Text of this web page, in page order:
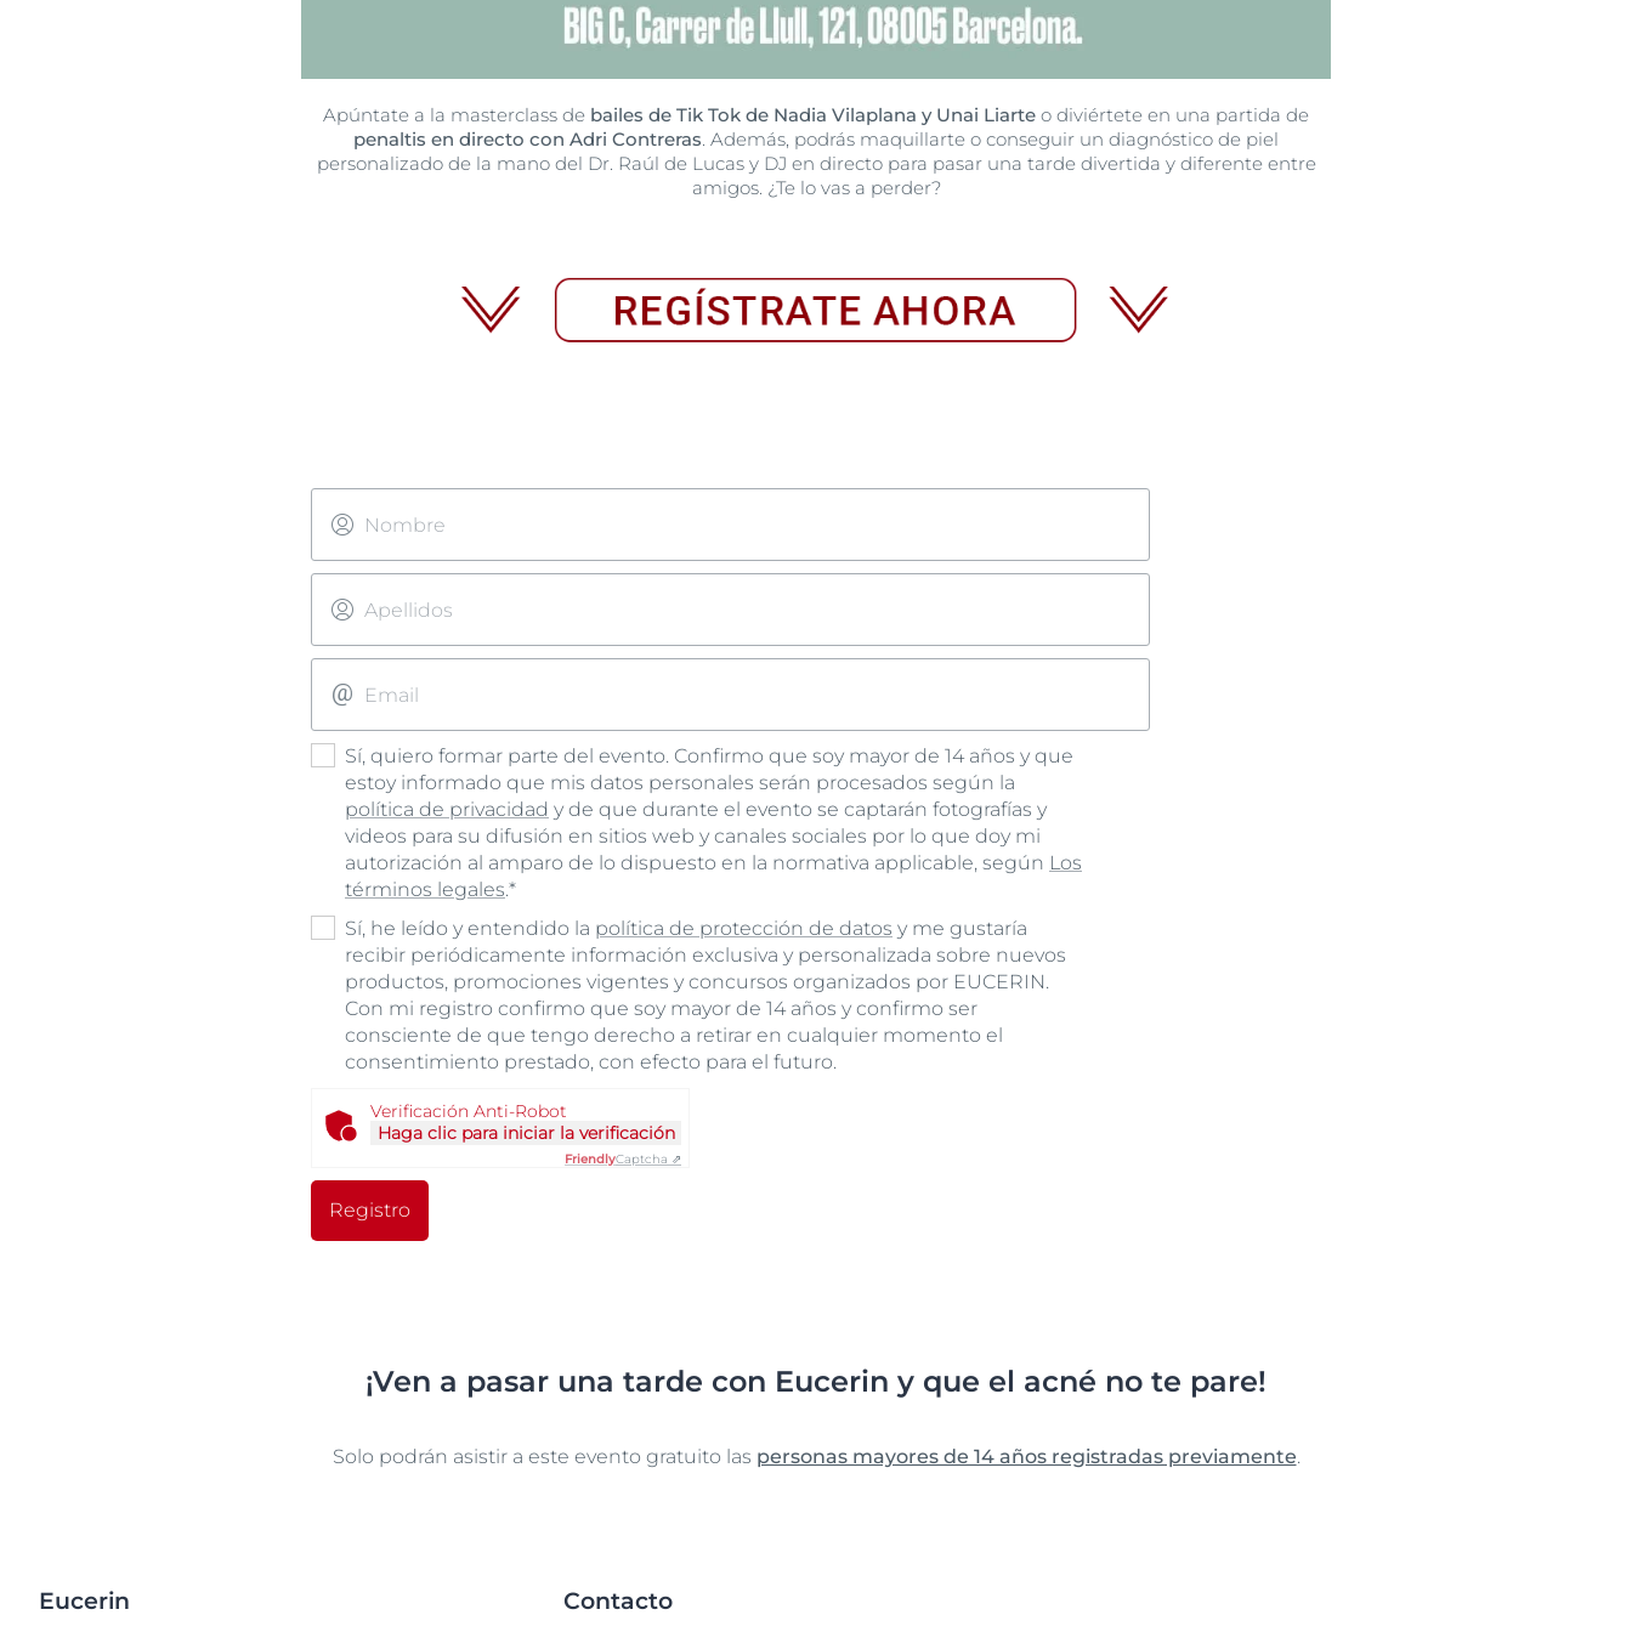
Apúntate a la masterclass de bailes de Tik Tok de Nadia Vilaplana y Unai Liarte o diviértete en una partida de
penaltis en directo con Adri Contreras . Además, podrás maquillarte o conseguir un diagnóstico de piel
personalizado de la mano del Dr. Raúl de Lucas y DJ en directo para pasar una tarde divertida y diferente entre
amigos. ¿Te lo vas a perder?
Nombre
Apellidos
Email
Sí, quiero formar parte del evento. Confirmo que soy mayor de 14 años y que
estoy informado que mis datos personales serán procesados según la
política de privacidad y de que durante el evento se captarán fotografías y
videos para su difusión en sitios web y canales sociales por lo que doy mi
autorización al amparo de lo dispuesto en la normativa applicable, según Los
términos legales.*
Sí, he leído y entendido la política de protección de datos y me gustaría
recibir periódicamente información exclusiva y personalizada sobre nuevos
productos, promociones vigentes y concursos organizados por EUCERIN.
Con mi registro confirmo que soy mayor de 14 años y confirmo ser
consciente de que tengo derecho a retirar en cualquier momento el
consentimiento prestado, con efecto para el futuro.
Verificación Anti-Robot
Haga clic para iniciar la verificación
FriendlyCaptcha ⇗
Registro
¡Ven a pasar una tarde con Eucerin y que el acné no te pare!
Solo podrán asistir a este evento gratuito las personas mayores de 14 años registradas previamente.
Eucerin Contacto